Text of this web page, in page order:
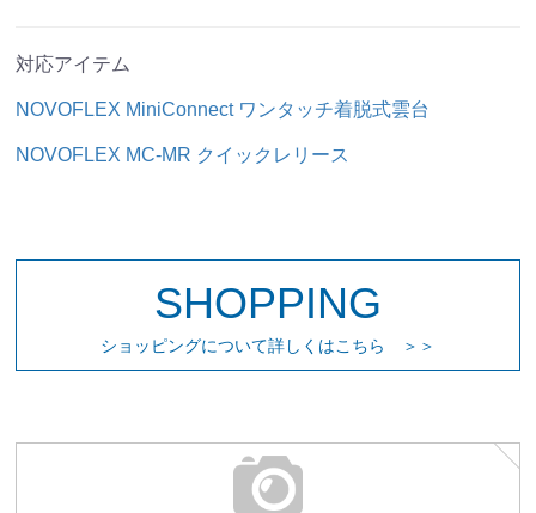
お買い物を続ける カートへ進む
対応アイテム
NOVOFLEX MiniConnect ワンタッチ着脱式雲台
NOVOFLEX MC-MR クイックレリース
SHOPPING
ショッピングについて詳しくはこちら ＞＞